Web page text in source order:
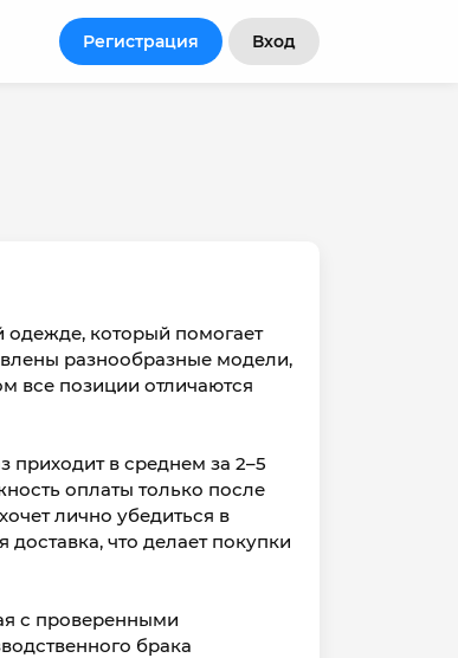
Регистрация Вход
одежде, который помогает
разнообразные модели,
все позиции отличаются
приходит в среднем за 2–5
оплаты только после
лично убедиться в
что делает покупки
с проверенными
брака